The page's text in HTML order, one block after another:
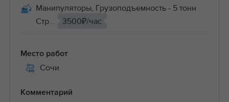
Манипуляторы, Грузоподъемность - 5 тонн
Стр...
3500₽/час
Место работ
Сочи
Комментарий